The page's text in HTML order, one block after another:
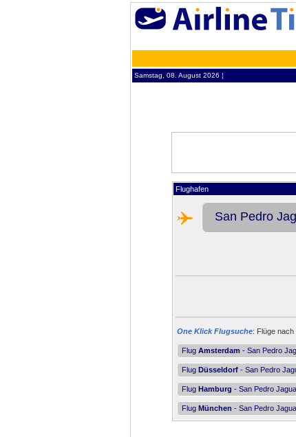
Samstag, 08. August 2026 ¦
Flughafen
San Pedro
One Klick Flugsuche: Flüge nach
Flug Amsterdam - San Pedro
Flug Düsseldorf - San Pedro
Flug Hamburg - San Pedro Jagua
Flug München - San Pedro Jagua